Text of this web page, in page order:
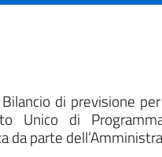
di previsione
Unico di
parte